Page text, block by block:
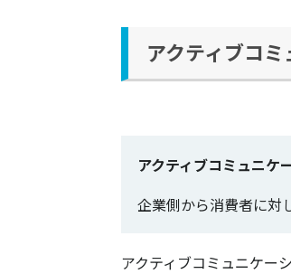
アクティブコ
アクティブコミュニケ
企業側から消費者に対
アクティブコミュニケー